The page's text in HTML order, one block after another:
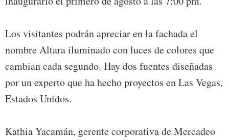
Los visitantes podrán apreciar en la fachada el
nombre Altara iluminado con luces de colores que
cambian cada segundo. Hay dos fuentes diseñadas
por un experto que ha hecho proyectos en Las Vegas,
Estados Unidos.
Kathia Yacamán, gerente corporativa de Mercadeo